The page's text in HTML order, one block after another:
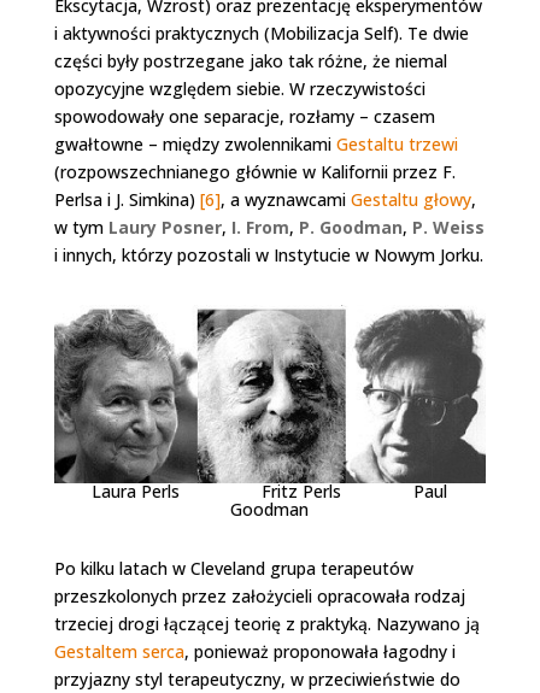
Ekscytacja, Wzrost) oraz prezentację eksperymentów
i aktywności praktycznych (Mobilizacja Self). Te dwie
części były postrzegane jako tak różne, że niemal
opozycyjne względem siebie. W rzeczywistości
spowodowały one separacje, rozłamy – czasem
gwałtowne – między zwolennikami Gestaltu trzewi
(rozpowszechnianego głównie w Kalifornii przez F.
Perlsa i J. Simkina) [6], a wyznawcami Gestaltu głowy,
w tym Laury Posner, I. From, P. Goodman, P. Weiss
i innych, którzy pozostali w Instytucie w Nowym Jorku.
Laura Perls Fritz Perls Paul
Goodman
Po kilku latach w Cleveland grupa terapeutów
przeszkolonych przez założycieli opracowała rodzaj
trzeciej drogi łączącej teorię z praktyką. Nazywano ją
Gestaltem serca, ponieważ proponowała łagodny i
przyjazny styl terapeutyczny, w przeciwieństwie do